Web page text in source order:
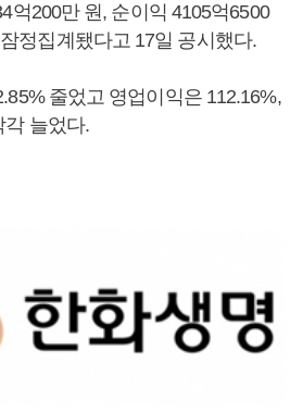
억200만 원, 순이익 4105억6500
정집계됐다고 17일 공시했다.
줄었고 영업이익은 112.16%,
각 늘었다.